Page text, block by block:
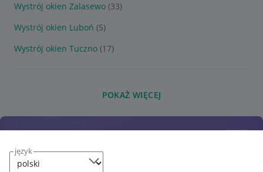
język
Wystrój okien Zalasewo (33)
Wystrój okien Luboń (5)
Wystrój okien Tuczno (17)
POKAŻ WIĘCEJ